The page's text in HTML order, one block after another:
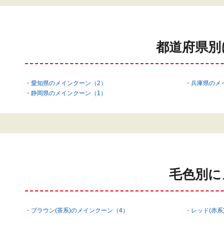
都道府県
愛知県のメインクーン（2）
兵庫県のメ
静岡県のメインクーン（1）
毛色別
ブラウン(茶系)のメインクーン（4） レッド(赤